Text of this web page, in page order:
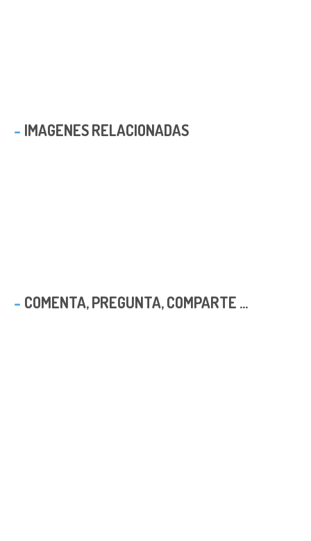
IMAGENES RELACIONADAS
COMENTA, PREGUNTA, COMPARTE ...